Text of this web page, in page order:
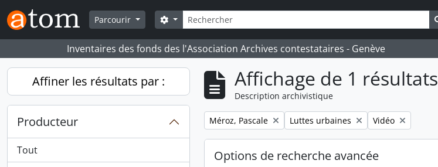
Skip to main content
Parcourir
Rechercher
Search options
Inventaires des fonds des l'Association Archives contestataires - Genève
Affiner les résultats par :
Producteur
Tout
Affichage de 1 résultats
Description archivistique
Remove filter:
Méroz, Pascale Remove filter:
Luttes urbaines Remove filter:
Vidéo
Options de recherche avancée